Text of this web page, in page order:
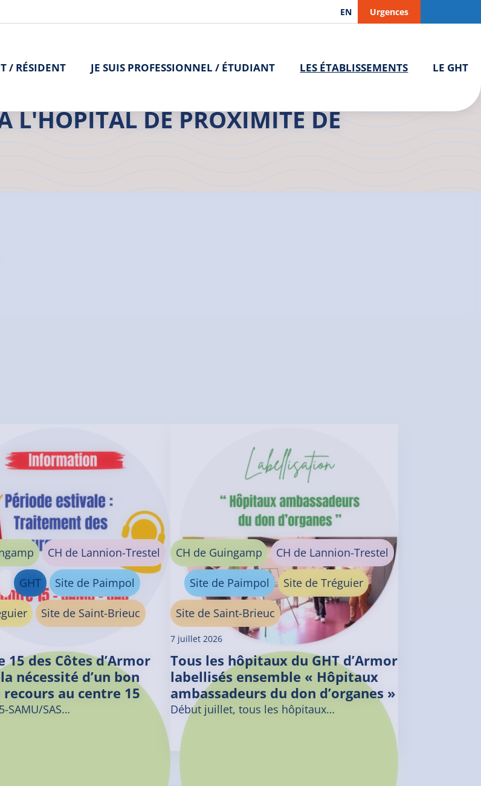
EN Urgences
/ RÉSIDENT JE SUIS PROFESSIONNEL / ÉTUDIANT LES ÉTABLISSEMENTS LE GHT
de Tréguier
L'HÔPITAL DE PROXIMITÉ DE
CH de Lannion-Trestel
GHT Site de Paimpol
Site de Saint-Brieuc
15 des Côtes d’Armor
nécessité d’un bon
recours au centre 15
SAMU/SAS…
CH de Guingamp CH de Lannion-Trestel
Site de Paimpol Site de Tréguier
Site de Saint-Brieuc
7 juillet 2026
Tous les hôpitaux du GHT d’Armor
labellisés ensemble « Hôpitaux
ambassadeurs du don d’organes »
Début juillet, tous les hôpitaux…